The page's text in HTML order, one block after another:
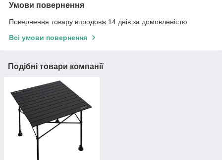
Умови повернення
Повернення товару впродовж 14 днів за домовленістю
Всі умови повернення
Подібні товари компанії